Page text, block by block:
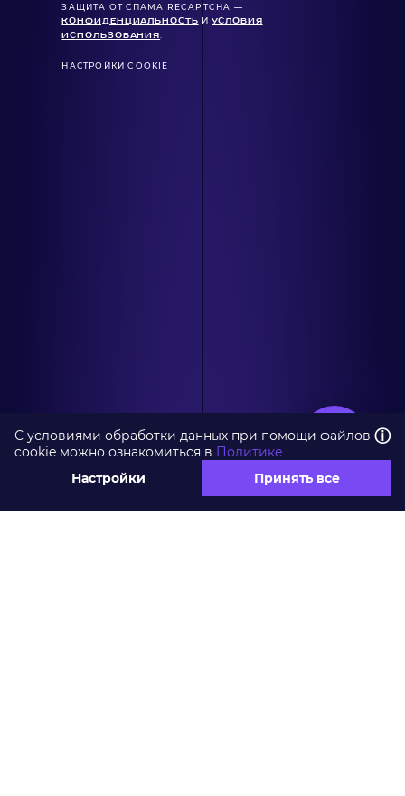
ЗАЩИТА ОТ СПАМА RECAPTCHA —
КОНФИДЕНЦИАЛЬНОСТЬ ИУСЛОВИЯ
ИСПОЛЬЗОВАНИЯ
НАСТРОЙКИ COOKIE
С условиями обработки данных при помощи файлов
cookie можно ознакомиться в Политике
ⓘ
Настройки Принять все